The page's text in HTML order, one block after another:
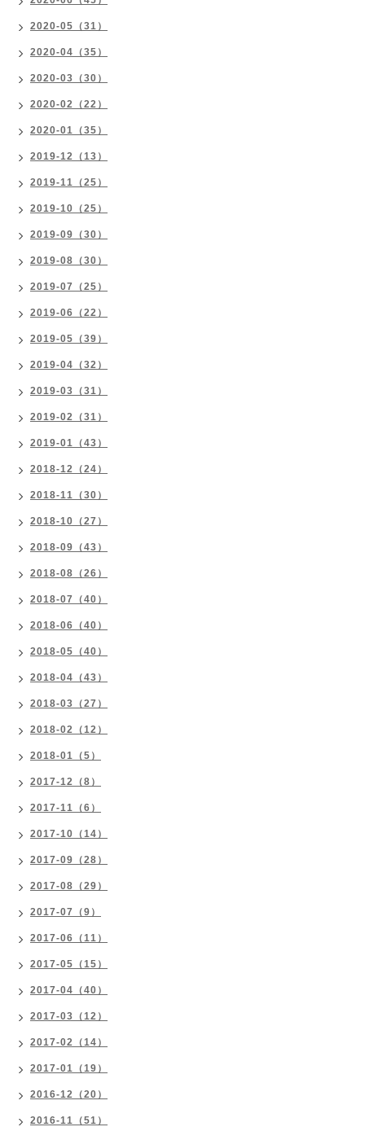
2020-05（31）
2020-04（35）
2020-03（30）
2020-02（22）
2020-01（35）
2019-12（13）
2019-11（25）
2019-10（25）
2019-09（30）
2019-08（30）
2019-07（25）
2019-06（22）
2019-05（39）
2019-04（32）
2019-03（31）
2019-02（31）
2019-01（43）
2018-12（24）
2018-11（30）
2018-10（27）
2018-09（43）
2018-08（26）
2018-07（40）
2018-06（40）
2018-05（40）
2018-04（43）
2018-03（27）
2018-02（12）
2018-01（5）
2017-12（8）
2017-11（6）
2017-10（14）
2017-09（28）
2017-08（29）
2017-07（9）
2017-06（11）
2017-05（15）
2017-04（40）
2017-03（12）
2017-02（14）
2017-01（19）
2016-12（20）
2016-11（51）